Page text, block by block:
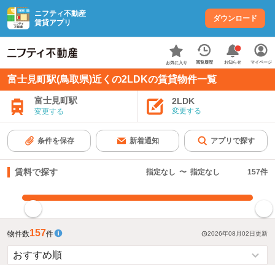
ニフティ不動産
賃貸アプリ
ダウンロード
お気に入り 閲覧履歴 お知らせ マイページ
富士見町駅(鳥取県)近くの2LDKの賃貸物件一覧
富士見町駅
変更する
2LDK
変更する
条件を保存 新着通知 アプリで探す
賃料で探す 指定なし 〜 指定なし 157件
物件数157件 2026年08月02日更新